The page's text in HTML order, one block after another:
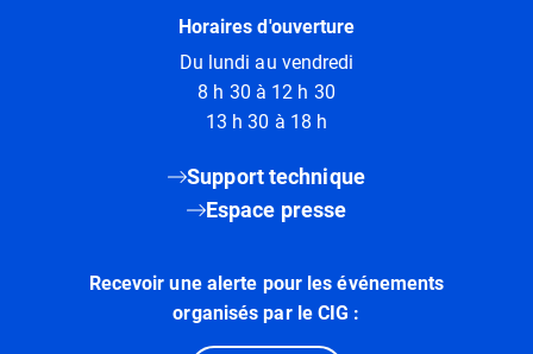
Horaires d'ouverture
Du lundi au vendredi
8 h 30 à 12 h 30
13 h 30 à 18 h
Support technique
Espace presse
Recevoir une alerte pour les événements
organisés par le CIG :